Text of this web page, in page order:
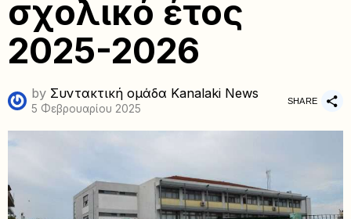
σχολικό έτος
2025-2026
by Συντακτική ομάδα Kanalaki News
5 Φεβρουαρίου 2025
SHARE